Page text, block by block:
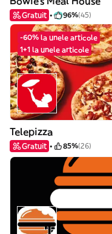
Gratuit 96%(45)
-60% la unele articole
1+1 la unele articole
Telepizza
Gratuit 85%(26)